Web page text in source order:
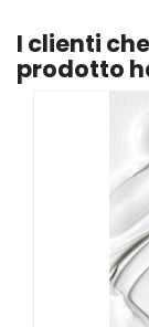
I clienti
prodotto